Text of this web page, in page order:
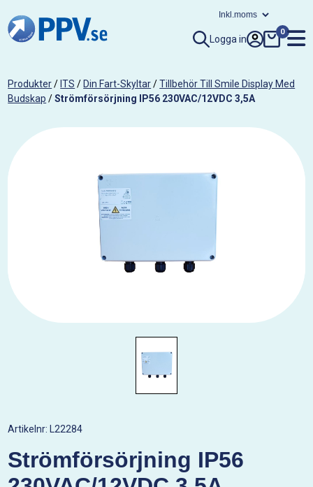
Logga in
0
Produkter/ ITS / Din Fart-Skyltar/Tillbehör Till Smile Display Med
Budskap /Strömförsörjning IP56 230VAC/12VDC 3,5A
Artikelnr: L22284
Strömförsörjning IP56